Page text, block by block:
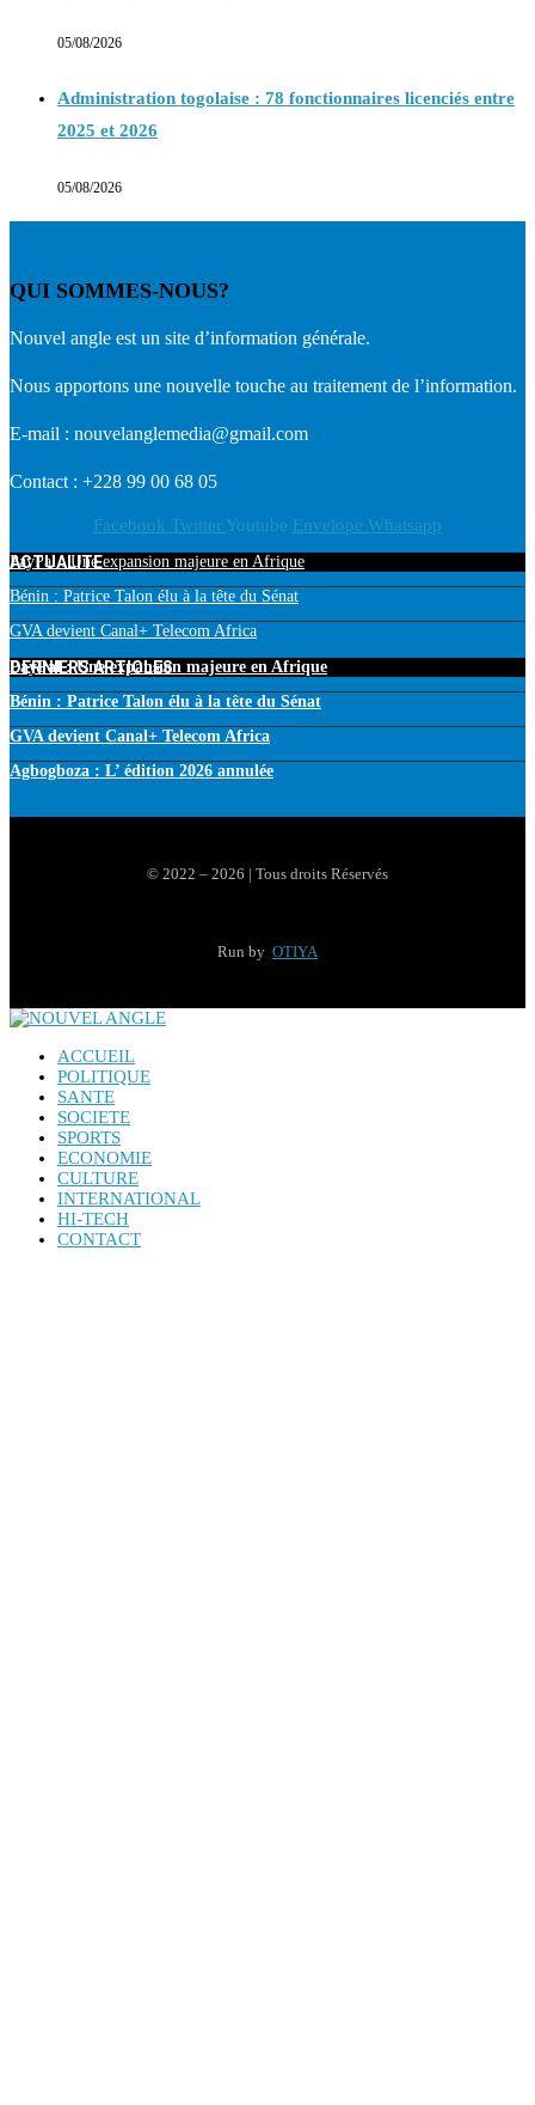
05/08/2026
Administration togolaise : 78 fonctionnaires licenciés entre
2025 et 2026
05/08/2026
QUI SOMMES-NOUS?
Nouvel angle est un site d’information générale.
Nous apportons une nouvelle touche au traitement de l’information.
E-mail : nouvelanglemedia@gmail.com
Contact : +228 99 00 68 05
Facebook Twitter Youtube Envelope Whatsapp
ACTUALITE
PayPal : Une expansion majeure en Afrique
Bénin : Patrice Talon élu à la tête du Sénat
GVA devient Canal+ Telecom Africa
DERNIERS ARTICLES
PayPal : Une expansion majeure en Afrique
Bénin : Patrice Talon élu à la tête du Sénat
GVA devient Canal+ Telecom Africa
Agbogboza : L’ édition 2026 annulée
© 2022 – 2026 | Tous droits Réservés
Run by OTIYA
ACCUEIL
POLITIQUE
SANTE
SOCIETE
SPORTS
ECONOMIE
CULTURE
INTERNATIONAL
HI-TECH
CONTACT